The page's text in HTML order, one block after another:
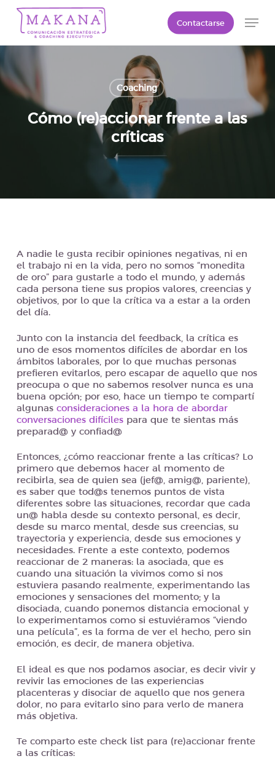
main
content
Contactarse
Coaching
Cómo (re)accionar frente a las
críticas
A nadie le gusta recibir opiniones negativas, ni en
el trabajo ni en la vida, pero no somos “monedita
de oro” para gustarle a todo el mundo, y además
cada persona tiene sus propios valores, creencias y
objetivos, por lo que la crítica va a estar a la orden
del día.
Junto con la instancia del feedback, la crítica es
uno de esos momentos difíciles de abordar en los
ámbitos laborales, por lo que muchas personas
prefieren evitarlos, pero escapar de aquello que nos
preocupa o que no sabemos resolver nunca es una
buena opción; por eso, hace un tiempo te compartí
algunas consideraciones a la hora de abordar
conversaciones difíciles para que te sientas más
preparad@ y confiad@
Entonces, ¿cómo reaccionar frente a las críticas? Lo
primero que debemos hacer al momento de
recibirla, sea de quien sea (jef@, amig@, pariente),
es saber que tod@s tenemos puntos de vista
diferentes sobre las situaciones, recordar que cada
un@ habla desde su contexto personal, es decir,
desde su marco mental, desde sus creencias, su
trayectoria y experiencia, desde sus emociones y
necesidades. Frente a este contexto, podemos
reaccionar de 2 maneras: la asociada, que es
cuando una situación la vivimos como si nos
estuviera pasando realmente, experimentando las
emociones y sensaciones del momento; y la
disociada, cuando ponemos distancia emocional y
lo experimentamos como si estuviéramos “viendo
una película”, es la forma de ver el hecho, pero sin
emoción, es decir, de manera objetiva.
El ideal es que nos podamos asociar, es decir vivir y
revivir las emociones de las experiencias
placenteras y disociar de aquello que nos genera
dolor, no para evitarlo sino para verlo de manera
más objetiva.
Te comparto este check list para (re)accionar frente
a las críticas: